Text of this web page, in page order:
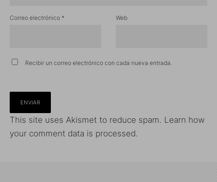
Correo electrónico * Web
Recibir un correo electrónico con cada nueva entrada.
This site uses Akismet to reduce spam. Learn how
your comment data is processed.